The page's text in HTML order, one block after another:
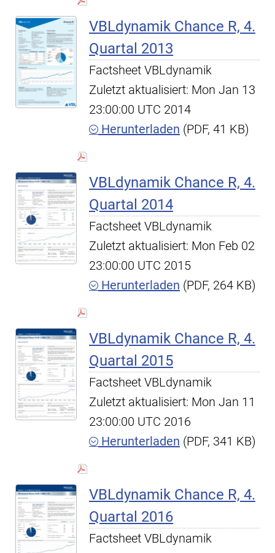
VBLdynamik Chance R, 4.
Quartal 2013
Factsheet VBLdynamik
Zuletzt aktualisiert: Mon Jan 13
23:00:00 UTC 2014
Herunterladen (PDF, 41 KB)
VBLdynamik Chance R, 4.
Quartal 2014
Factsheet VBLdynamik
Zuletzt aktualisiert: Mon Feb 02
23:00:00 UTC 2015
Herunterladen (PDF, 264 KB)
VBLdynamik Chance R, 4.
Quartal 2015
Factsheet VBLdynamik
Zuletzt aktualisiert: Mon Jan 11
23:00:00 UTC 2016
Herunterladen (PDF, 341 KB)
VBLdynamik Chance R, 4.
Quartal 2016
Factsheet VBLdynamik